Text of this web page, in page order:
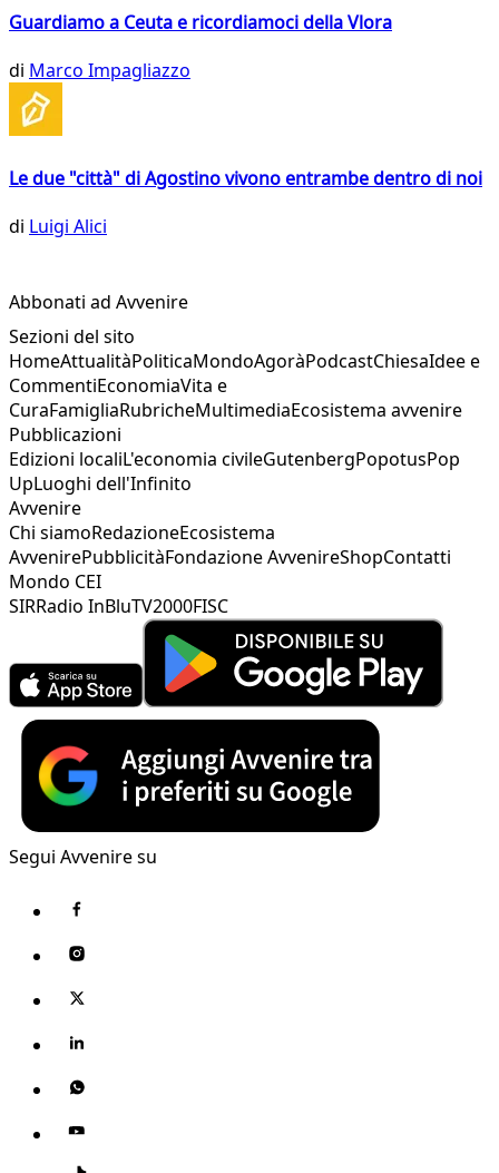
Guardiamo a Ceuta e ricordiamoci della Vlora
di Marco Impagliazzo
Le due "città" di Agostino vivono entrambe dentro di noi
di Luigi Alici
Abbonati ad Avvenire
Sezioni del sito
HomeAttualitàPoliticaMondoAgoràPodcastChiesaIdee e
CommentiEconomiaVita e
CuraFamigliaRubricheMultimediaEcosistema avvenire
Pubblicazioni
Edizioni localiL'economia civileGutenbergPopotusPop
UpLuoghi dell'Infinito
Avvenire
Chi siamoRedazioneEcosistema
AvvenirePubblicitàFondazione AvvenireShopContatti
Mondo CEI
SIRRadio InBluTV2000FISC
Segui Avvenire su